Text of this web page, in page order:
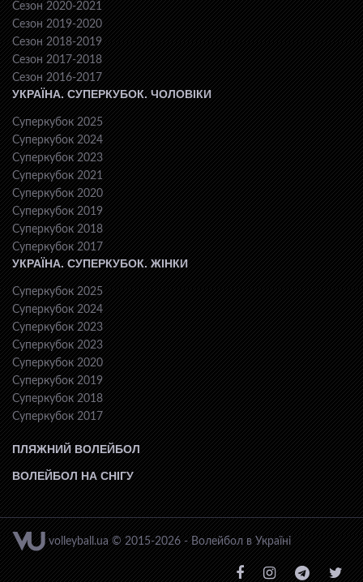
Сезон 2020-2021
Сезон 2019-2020
Сезон 2018-2019
Сезон 2017-2018
Сезон 2016-2017
УКРАЇНА. СУПЕРКУБОК. ЧОЛОВІКИ
Суперкубок 2025
Суперкубок 2024
Суперкубок 2023
Суперкубок 2021
Суперкубок 2020
Суперкубок 2019
Суперкубок 2018
Суперкубок 2017
УКРАЇНА. СУПЕРКУБОК. ЖІНКИ
Суперкубок 2025
Суперкубок 2024
Суперкубок 2023
Суперкубок 2023
Суперкубок 2020
Суперкубок 2019
Суперкубок 2018
Суперкубок 2017
ПЛЯЖНИЙ ВОЛЕЙБОЛ
ВОЛЕЙБОЛ НА СНІГУ
volleyball.ua © 2015-2026 - Волейбол в Україні